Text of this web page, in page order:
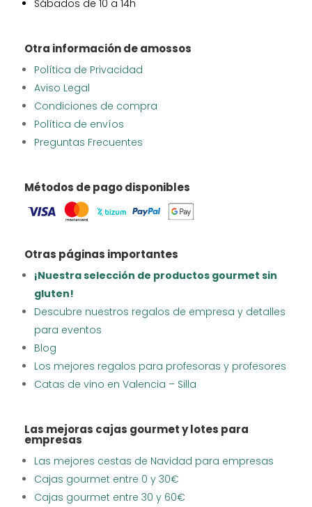
Sábados de 10 a 14h
Otra información de amossos
Política de Privacidad
Aviso Legal
Condiciones de compra
Política de envíos
Preguntas Frecuentes
Métodos de pago disponibles
Otras páginas importantes
¡Nuestra selección de productos gourmet sin
gluten!
Descubre nuestros regalos de empresa y detalles
para eventos
Blog
Los mejores regalos para profesoras y profesores
Catas de vino en Valencia – Silla
Las mejoras cajas gourmet y lotes para
empresas
Las mejores cestas de Navidad para empresas
Cajas gourmet entre 0 y 30€
Cajas gourmet entre 30 y 60€